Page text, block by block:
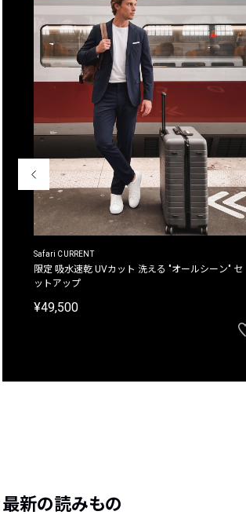
Safari CURRENT
限定 吸水速乾 UVカット 洗える "オールシーン" セ
ットアップ
¥49,500
最新の読みもの